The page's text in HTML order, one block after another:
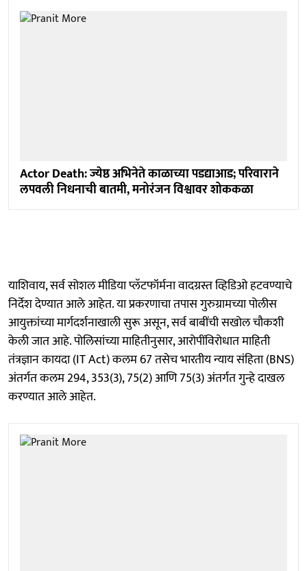
Actor Death: ज्येष्ठ अभिनेते काळाच्या पडद्याआड; परिवाराने
लपवली निधनाची बातमी, मनोरंजन विश्वावर शोककळा
याशिवाय, सर्व सोशल मीडिया प्लॅटफॉर्मना वादग्रस्त व्हिडिओ हटवण्याचे
निर्देश देण्यात आले आहेत. या प्रकरणाचा तपास गुरुग्रामच्या पोलीस
आयुक्तांच्या मार्गदर्शनाखाली सुरू असून, सर्व बाबींची सखोल चौकशी
केली जात आहे. पोलिसांच्या माहितीनुसार, आरोपींविरोधात माहिती
तंत्रज्ञान कायदा (IT Act) कलम 67 तसेच भारतीय न्याय संहिता (BNS)
अंतर्गत कलम 294, 353(3), 75(2) आणि 75(3) अंतर्गत गुन्हे दाखल
करण्यात आले आहेत.